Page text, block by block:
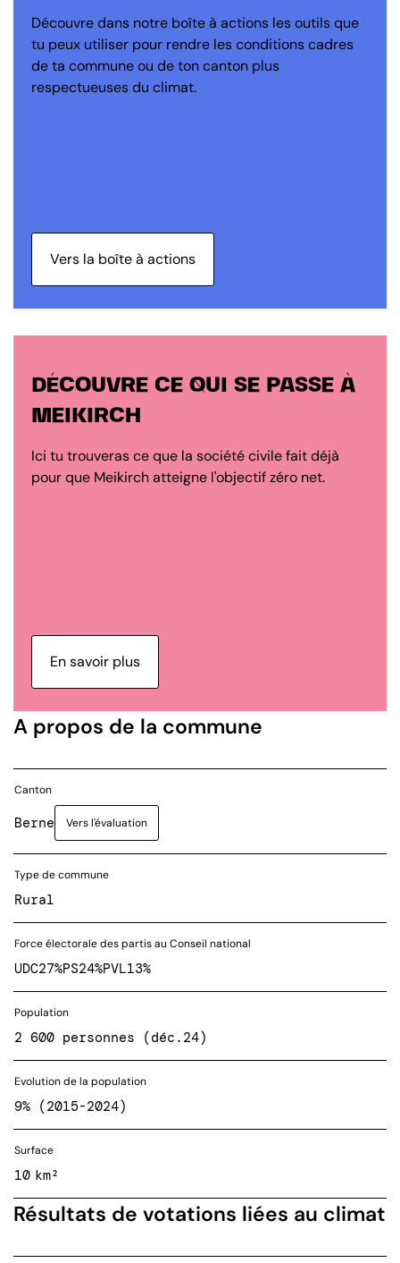
Découvre dans notre boîte à actions les outils que
tu peux utiliser pour rendre les conditions cadres
de ta commune ou de ton canton plus
respectueuses du climat.
Vers la boîte à actions
DÉCOUVRE CE QUI SE PASSE À
MEIKIRCH
Ici tu trouveras ce que la société civile fait déjà
pour que Meikirch atteigne l'objectif zéro net.
En savoir plus
A propos de la commune
Canton
Berne Vers l'évaluation
Type de commune
Rural
Force électorale des partis au Conseil national
UDC27%PS24%PVL13%
Population
2 600 personnes (déc.24)
Evolution de la population
9% (2015-2024)
Surface
10 km²
Résultats de votations liées au climat